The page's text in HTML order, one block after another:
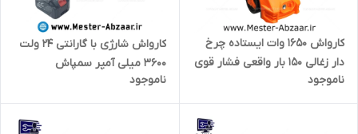
کارواش 1650 وات ایستاده چرخ
دار زغالی 150 بار واقعی فشار قوی
ادون مدل EDON PW-110/1650
ناموجود
کارواش شارژی با گارانتی 24 ولت
3600 میلی آمپر سمپاش
ویوارکس با کیف و لوازم تک
باتری VIVAREX VR2450-PW
ناموجود